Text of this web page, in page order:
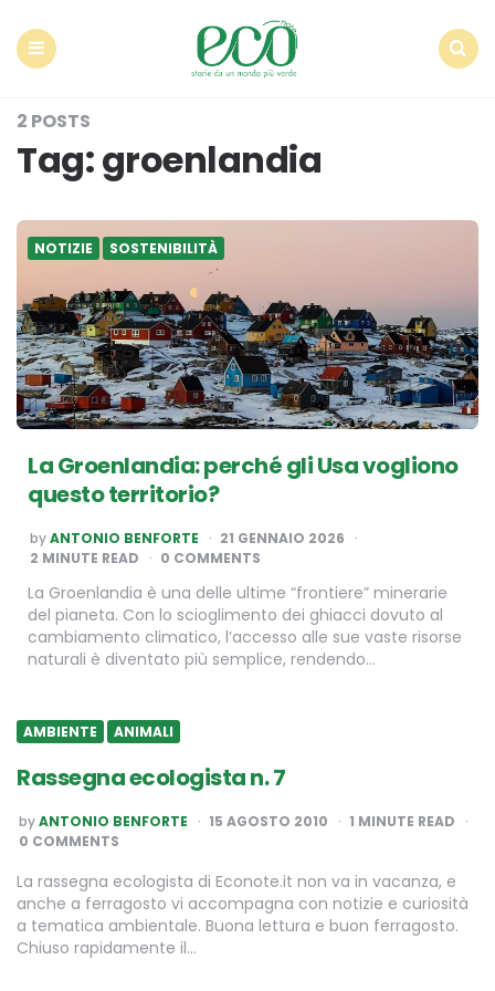
2 POSTS
Tag:groenlandia
NOTIZIE SOSTENIBILITÀ
La Groenlandia: perché gli Usa vogliono
questo territorio?
POSTED
BY
byANTONIO BENFORTE
21 GENNAIO 2026
2 MINUTE READ 0 COMMENTS
La Groenlandia è una delle ultime “frontiere” minerarie
del pianeta. Con lo scioglimento dei ghiacci dovuto al
cambiamento climatico, l’accesso alle sue vaste risorse
naturali è diventato più semplice, rendendo…
AMBIENTE ANIMALI
Rassegna ecologista n. 7
POSTED
BY
byANTONIO BENFORTE 15 AGOSTO 2010 1 MINUTE READ
0 COMMENTS
La rassegna ecologista di Econote.it non va in vacanza, e
anche a ferragosto vi accompagna con notizie e curiosità
a tematica ambientale. Buona lettura e buon ferragosto.
Chiuso rapidamente il…